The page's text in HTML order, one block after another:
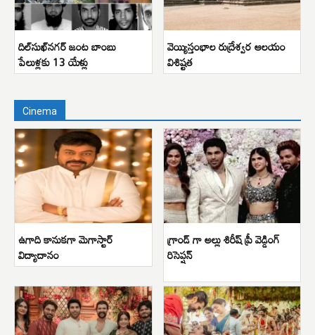
దిల్‌సుఖ్‌నగర్ జంట బాంబు
పేలుళ్లకు 13 యేళ్లు
వెయ్యిస్తంభాల రుద్రేశ్వర ఆలయం
విశిష్టత
Cinema
ఉగాది కానుకగా మెగాస్టార్
విద్యాదానం
గ్రాండ్ గా అల్లు శిరీష్ ప్రీ వెడ్డింగ్
రిసెప్షన్